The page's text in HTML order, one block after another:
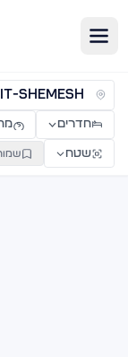
דירות למכירה
חדרים
שטח